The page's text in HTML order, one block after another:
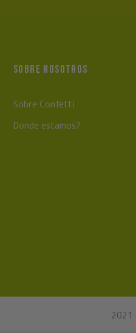
SOBRE NOSOTROS
Sobre Confetti
Donde estamos?
2021